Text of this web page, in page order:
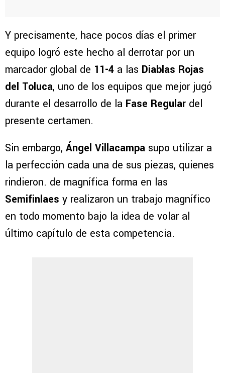
Y precisamente, hace pocos días el primer
equipo logró este hecho al derrotar por un
marcador global de 11-4 a las Diablas Rojas
del Toluca, uno de los equipos que mejor jugó
durante el desarrollo de la Fase Regular del
presente certamen.
Sin embargo, Ángel Villacampa supo utilizar a
la perfección cada una de sus piezas, quienes
rindieron. de magnífica forma en las
Semifinlaes y realizaron un trabajo magnífico
en todo momento bajo la idea de volar al
último capítulo de esta competencia.